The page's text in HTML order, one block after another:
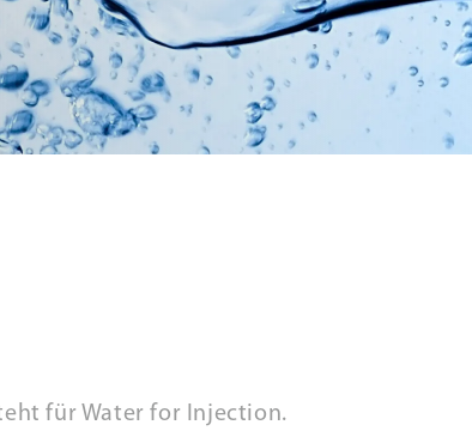
für Water for Injection.